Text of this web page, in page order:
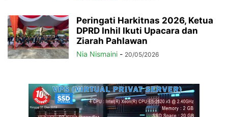
Peringati Harkitnas 2026, Ketua
DPRD Inhil Ikuti Upacara dan
Ziarah Pahlawan
Nia Nismaini - 20/05/2026